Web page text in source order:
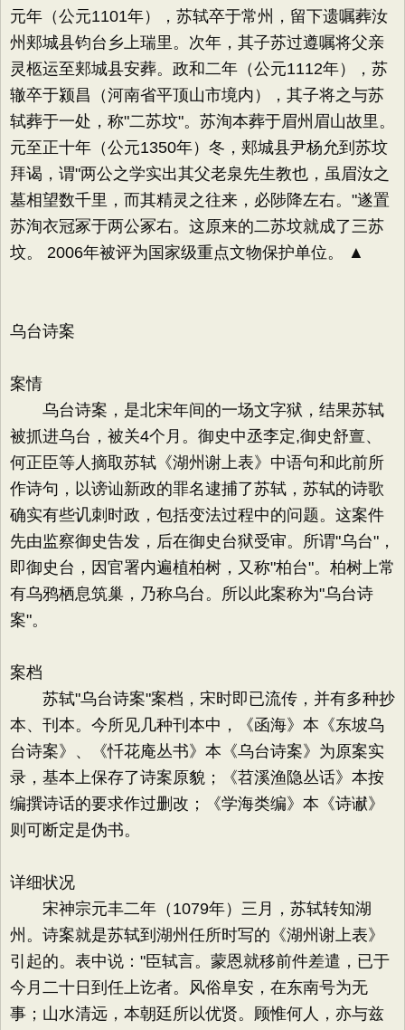
元年（公元1101年），苏轼卒于常州，留下遗嘱葬汝
州郏城县钧台乡上瑞里。次年，其子苏过遵嘱将父亲
灵柩运至郏城县安葬。政和二年（公元1112年），苏
辙卒于颍昌（河南省平顶山市境内），其子将之与苏
轼葬于一处，称"二苏坟"。苏洵本葬于眉州眉山故里。
元至正十年（公元1350年）冬，郏城县尹杨允到苏坟
拜谒，谓"两公之学实出其父老泉先生教也，虽眉汝之
墓相望数千里，而其精灵之往来，必陟降左右。"遂置
苏洵衣冠冢于两公冢右。这原来的二苏坟就成了三苏
坟。 2006年被评为国家级重点文物保护单位。 ▲
乌台诗案
案情
乌台诗案，是北宋年间的一场文字狱，结果苏轼
被抓进乌台，被关4个月。御史中丞李定,御史舒亶、
何正臣等人摘取苏轼《湖州谢上表》中语句和此前所
作诗句，以谤讪新政的罪名逮捕了苏轼，苏轼的诗歌
确实有些讥刺时政，包括变法过程中的问题。这案件
先由监察御史告发，后在御史台狱受审。所谓"乌台"，
即御史台，因官署内遍植柏树，又称"柏台"。柏树上常
有乌鸦栖息筑巢，乃称乌台。所以此案称为"乌台诗
案"。
案档
苏轼"乌台诗案"案档，宋时即已流传，并有多种抄
本、刊本。今所见几种刊本中，《函海》本《东坡乌
台诗案》、《忏花庵丛书》本《乌台诗案》为原案实
录，基本上保存了诗案原貌；《苕溪渔隐丛话》本按
编撰诗话的要求作过删改；《学海类编》本《诗谳》
则可断定是伪书。
详细状况
宋神宗元丰二年（1079年）三月，苏轼转知湖
州。诗案就是苏轼到湖州任所时写的《湖州谢上表》
引起的。表中说："臣轼言。蒙恩就移前件差遣，已于
今月二十日到任上讫者。风俗阜安，在东南号为无
事；山水清远，本朝廷所以优贤。顾惟何人，亦与兹